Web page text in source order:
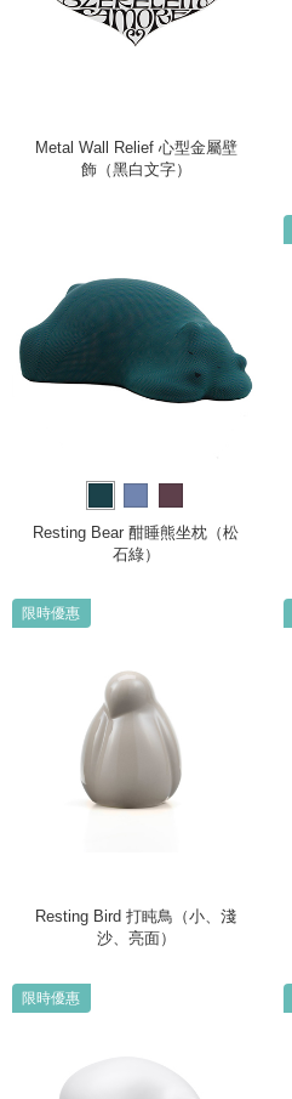
Metal Wall Relief 心型金屬壁
飾（黑白文字）
Resting Bear 酣睡熊坐枕（松
石綠）
限時優惠
Resting Bird 打盹鳥（小、淺
沙、亮面）
限時優惠